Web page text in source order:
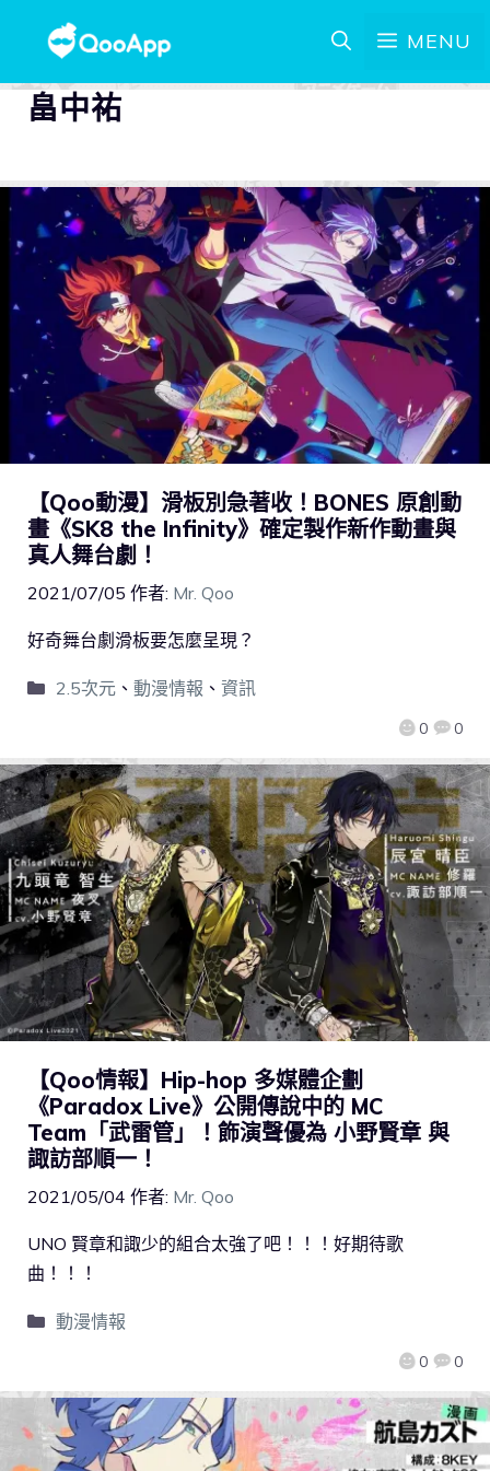
MENU
畠中祐
【Qoo動漫】滑板別急著收！BONES 原創動
畫《SK8 the Infinity》確定製作新作動畫與
真人舞台劇！
2021/07/05 作者: Mr. Qoo
0 0
好奇舞台劇滑板要怎麼呈現？
2.5次元、 動漫情報 、 資訊
【Qoo情報】Hip-hop 多媒體企劃
《Paradox Live》公開傳說中的 MC
Team「武雷管」！飾演聲優為 小野賢章 與
諏訪部順一！
2021/05/04 作者: Mr. Qoo
0 0
UNO 賢章和諏少的組合太強了吧！！！好期待歌
曲！！！
動漫情報